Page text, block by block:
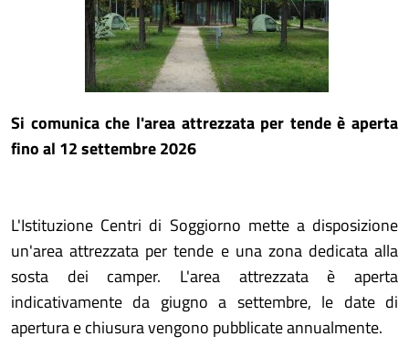
Facebook
su
Whatsapp
Si comunica che l'area attrezzata per tende è aperta
fino al 12 settembre 2026
L'Istituzione Centri di Soggiorno mette a disposizione
un'area attrezzata per tende e una zona dedicata alla
sosta dei camper. L'area attrezzata è aperta
indicativamente da giugno a settembre, le date di
apertura e chiusura vengono pubblicate annualmente.